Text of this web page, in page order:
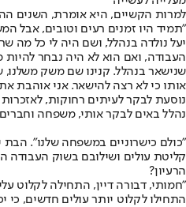
למרות הקשיים, היא אומרת, השנים
"תמיד היו זמנים רעים וטובים, אבל
יעל נולדה בנהלל, ושם היה לי כל מה
העבודה, ואם הוא לא היה נבחר להיות
שנישאר בנהלל. קנינו שם משק משלנו,
אותו כי לא רצה להישאר. אני אוהבת
נוסעת לבקר לעיתים רחוקות,
נהלל באים לבקר אותי, משפחה
"כולם כישרוניים במשפחה שלנו". הבת
קליטת עולים ושילובם בשוק העבודה
הרעיון?
"חמותי, דבורה דיין, התחילה לקלוט
התחילו לקלוט יותר עולים חדשים,